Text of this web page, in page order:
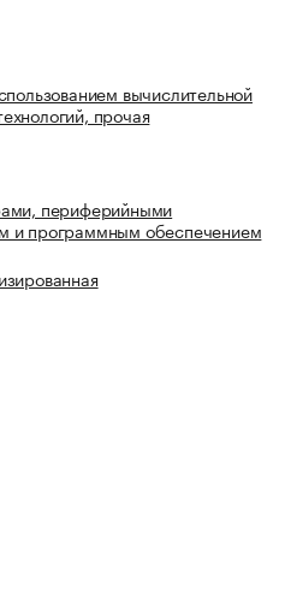
вычислительной
прочая
периферийными
и программным обеспечением